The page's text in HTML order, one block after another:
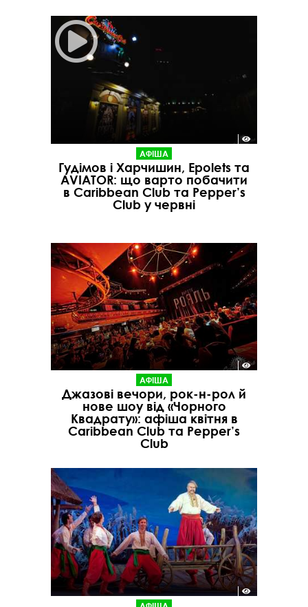
АФІША
Гудімов і Харчишин, Epolets та
AVIATOR: що варто побачити
в Caribbean Club та Pepper’s
Club у червні
АФІША
Джазові вечори, рок-н-рол й
нове шоу від «Чорного
Квадрату»: афіша квітня в
Caribbean Club та Pepper’s
Club